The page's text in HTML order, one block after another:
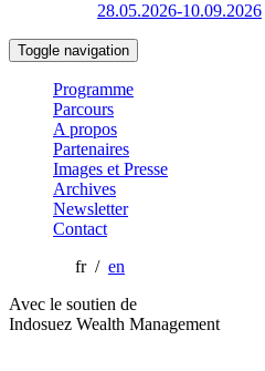
28.05.2026-10.09.2026
Toggle navigation
Programme
Parcours
A propos
Partenaires
Images et Presse
Archives
Newsletter
Contact
fr / en
Avec le soutien de
Indosuez Wealth Management